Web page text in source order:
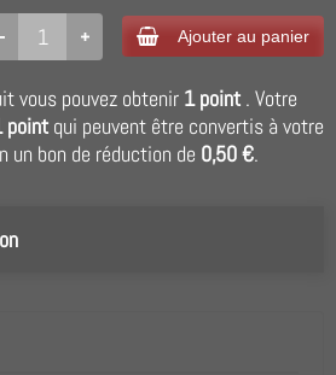
Ajouter au panier
vous pouvez obtenir 1 point . Votre
point qui peuvent être convertis à votre
un bon de réduction de 0,50 €.